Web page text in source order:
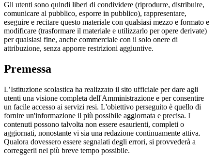
Gli utenti sono quindi liberi di condividere (riprodurre, distribuire,
comunicare al pubblico, esporre in pubblico), rappresentare,
eseguire e recitare questo materiale con qualsiasi mezzo e formato e
modificare (trasformare il materiale e utilizzarlo per opere derivate)
per qualsiasi fine, anche commerciale con il solo onere di
attribuzione, senza apporre restrizioni aggiuntive.
Premessa
L’Istituzione scolastica ha realizzato il sito ufficiale per dare agli
utenti una visione completa dell'Amministrazione e per consentire
un facile accesso ai servizi resi. L'obiettivo perseguito è quello di
fornire un'informazione il più possibile aggiornata e precisa. I
contenuti possono talvolta non essere esaurienti, completi o
aggiornati, nonostante vi sia una redazione continuamente attiva.
Qualora dovessero essere segnalati degli errori, si provvederà a
correggerli nel più breve tempo possibile.